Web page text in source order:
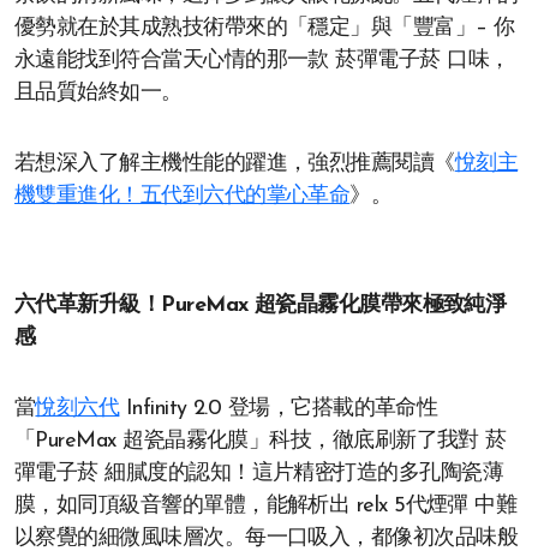
優勢就在於其成熟技術帶來的「穩定」與「豐富」– 你
永遠能找到符合當天心情的那一款 菸彈電子菸 口味，
且品質始終如一。
若想深入了解主機性能的躍進，強烈推薦閱讀《悅刻主
機雙重進化！五代到六代的掌心革命》。
六代革新升級！PureMax 超瓷晶霧化膜帶來極致純淨
感
當悅刻六代Infinity 2.0 登場，它搭載的革命性
「PureMax 超瓷晶霧化膜」科技，徹底刷新了我對 菸
彈電子菸 細膩度的認知！這片精密打造的多孔陶瓷薄
膜，如同頂級音響的單體，能解析出 relx 5代煙彈 中難
以察覺的細微風味層次。每一口吸入，都像初次品味般